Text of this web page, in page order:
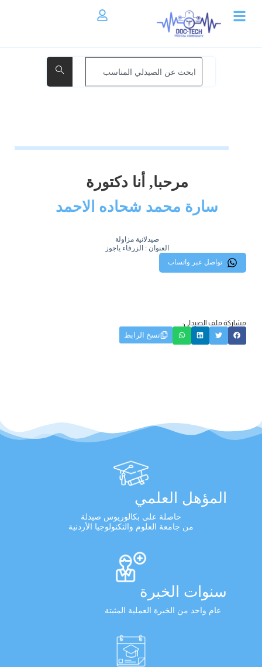
مرحبا, أنا دكتورة
سارة محمد شحاده الاحمد
صيدلانية مزاولة
العنوان : الزرقاء ياجوز
تواصل عبر واتساب
مشاركة ملف الصيدلي:
نسخ الرابط
المؤهل العلمي
حاصلة على بكالوريوس صيدلة
من جامعة العلوم والتكنولوجيا الأردنية
سنوات الخبرة
عام واحد من الخبرة العملية المثبتة